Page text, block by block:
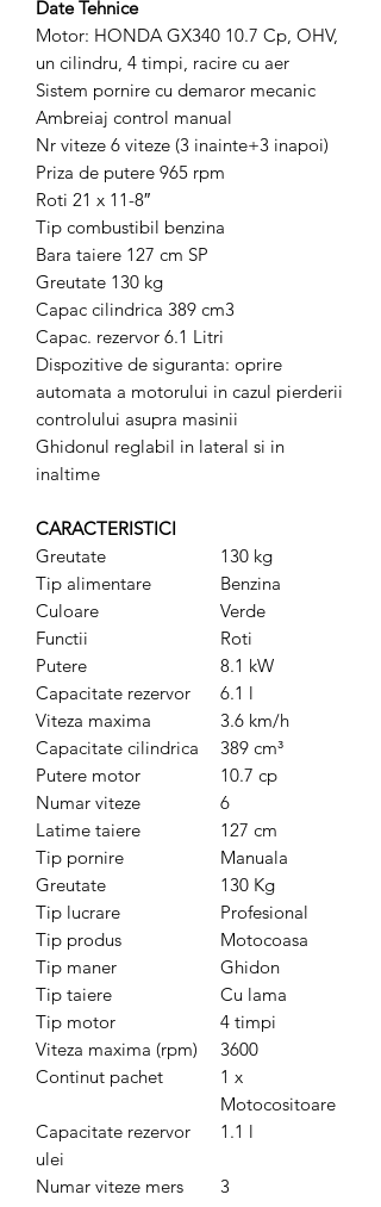
Date Tehnice
Motor: HONDA GX340 10.7 Cp, OHV,
un cilindru, 4 timpi, racire cu aer
Sistem pornire cu demaror mecanic
Ambreiaj control manual
Nr viteze 6 viteze (3 inainte+3 inapoi)
Priza de putere 965 rpm
Roti 21 x 11-8″
Tip combustibil benzina
Bara taiere 127 cm SP
Greutate 130 kg
Capac cilindrica 389 cm3
Capac. rezervor 6.1 Litri
Dispozitive de siguranta: oprire
automata a motorului in cazul pierderii
controlului asupra masinii
Ghidonul reglabil in lateral si in
inaltime
CARACTERISTICI
Greutate
130 kg
Tip alimentare
Benzina
Culoare
Verde
Functii
Roti
Putere
8.1 kW
Capacitate rezervor
6.1 l
Viteza maxima
3.6 km/h
Capacitate cilindrica
389 cm³
Putere motor
10.7 cp
Numar viteze
6
Latime taiere
127 cm
Tip pornire
Manuala
Greutate
130 Kg
Tip lucrare
Profesional
Tip produs
Motocoasa
Tip maner
Ghidon
Tip taiere
Cu lama
Tip motor
4 timpi
Viteza maxima (rpm)
3600
Continut pachet
1 x
Motocositoare
Capacitate rezervor
ulei
1.1 l
Numar viteze mers
3